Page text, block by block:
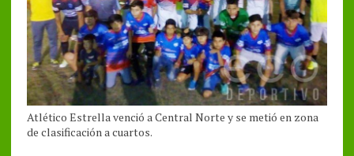
Atlético Estrella venció a Central Norte y se metió en zona
de clasificación a cuartos.